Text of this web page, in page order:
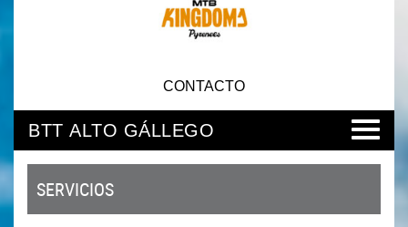
CONTACTO
BTT ALTO GÁLLEGO
SERVICIOS